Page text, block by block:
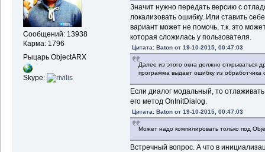
Сообщений: 13938
Карма: 1796
Рыцарь ObjectARX
Skype:
Значит нужно передать версию с
локализовать ошибку. Или ставить
вариант может не помочь, т.к. это
которая сложилась у пользователя.
Цитата: Baton от 19-10-2015, 00:47:03
Далее из этого окна должно открываться
программа выдает ошибку из обработчика
Если диалог модальный, то
его метод OnInitDialog.
Цитата: Baton от 19-10-2015, 00:47:03
Может надо компилировать только под
Встречный вопрос. А что в